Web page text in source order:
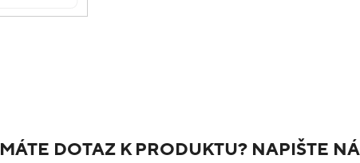
MÁTE DOTAZ K PRODUKTU? NAPIŠTE